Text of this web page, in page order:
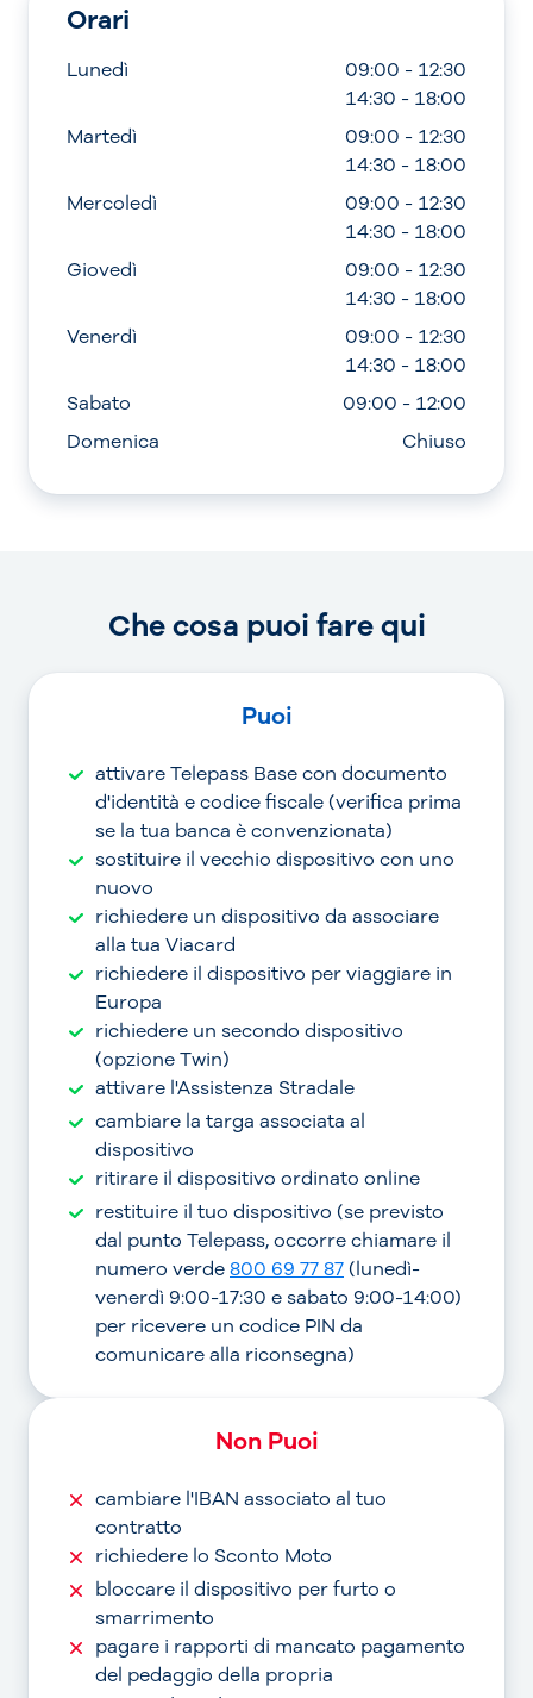
Orari
Lunedì
09:00 - 12:30
14:30 - 18:00
Martedì
09:00 - 12:30
14:30 - 18:00
Mercoledì
09:00 - 12:30
14:30 - 18:00
Giovedì
09:00 - 12:30
14:30 - 18:00
Venerdì
09:00 - 12:30
14:30 - 18:00
Sabato
09:00 - 12:00
Domenica
Chiuso
Che cosa puoi fare qui
Puoi
attivare Telepass Base con documento
d'identità e codice fiscale (verifica prima
se la tua banca è convenzionata)
sostituire il vecchio dispositivo con uno
nuovo
richiedere un dispositivo da associare
alla tua Viacard
richiedere il dispositivo per viaggiare in
Europa
richiedere un secondo dispositivo
(opzione Twin)
attivare l'Assistenza Stradale
cambiare la targa associata al
dispositivo
ritirare il dispositivo ordinato online
restituire il tuo dispositivo (se previsto
dal punto Telepass, occorre chiamare il
numero verde800 69 77 87(lunedì-
venerdì 9:00-17:30 e sabato 9:00-14:00)
per ricevere un codice PIN da
comunicare alla riconsegna)
Non Puoi
cambiare l'IBAN associato al tuo
contratto
richiedere lo Sconto Moto
bloccare il dispositivo per furto o
smarrimento
pagare i rapporti di mancato pagamento
del pedaggio della propria